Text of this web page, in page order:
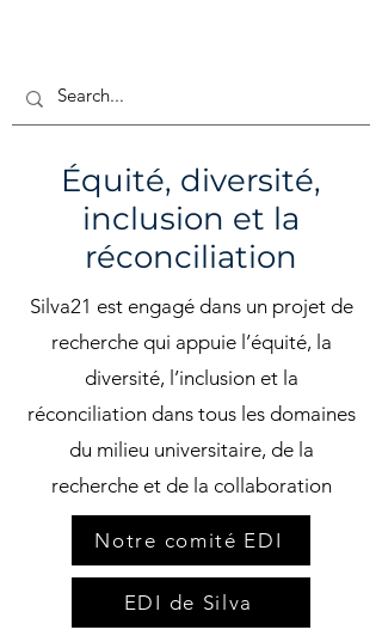
Équité, diversité,
inclusion et la
réconciliation
Silva21 est engagé dans un projet de
recherche qui appuie l’équité, la
diversité, l’inclusion et la
réconciliation dans tous les domaines
du milieu universitaire, de la
recherche et de la collaboration
Notre comité EDI
EDI de Silva